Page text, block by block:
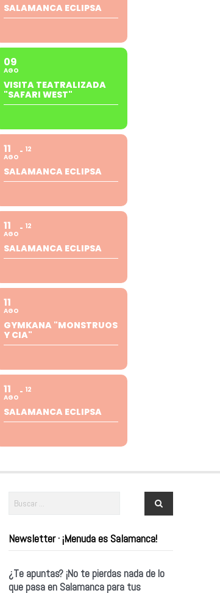
SALAMANCA ECLIPSA
09
AGO
VISITA TEATRALIZADA
"SAFARI WEST"
11
AGO
12
SALAMANCA ECLIPSA
11
AGO
12
SALAMANCA ECLIPSA
11
AGO
GYMKANA "MONSTRUOS
Y CIA"
11
AGO
12
SALAMANCA ECLIPSA
Newsletter · ¡Menuda es Salamanca!
¿Te apuntas? ¡No te pierdas nada de lo
que pasa en Salamanca para tus